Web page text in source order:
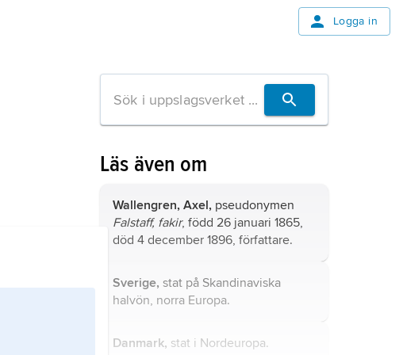
Logga in
Läs även om
Wallengren, Axel, pseudonymen
Falstaff, fakir, född 26 januari 1865,
död 4 december 1896, författare.
Sverige, stat på Skandinaviska
halvön, norra Europa.
Danmark, stat i Nordeuropa.